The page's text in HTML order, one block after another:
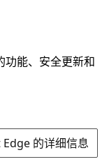
能、安全更新和
的详细信息